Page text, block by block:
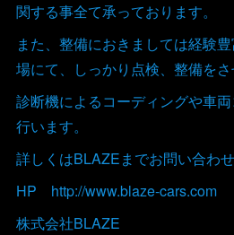
関する事全て承っております。
また、整備におきましては経験
場にて、しっかり点検、整備をさ
診断機によるコーディングや車
行います。
詳しくはBLAZEまでお問い合わせ
HP http://www.blaze-cars.com
株式会社BLAZE